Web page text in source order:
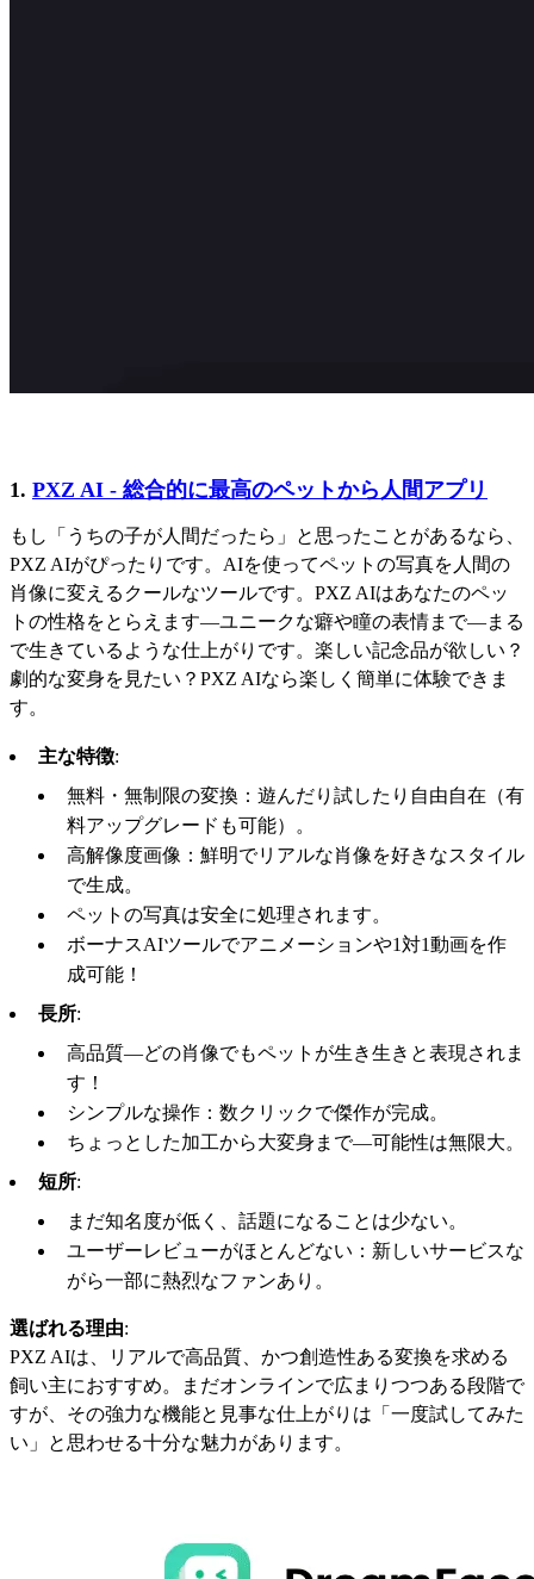
1. PXZ AI - 総合的に最高のペットから人間アプリ
もし「うちの子が人間だったら」と思ったことがあるなら、
PXZ AIがぴったりです。AIを使ってペットの写真を人間の
肖像に変えるクールなツールです。PXZ AIはあなたのペッ
トの性格をとらえます—ユニークな癖や瞳の表情まで—まる
で生きているような仕上がりです。楽しい記念品が欲しい？
劇的な変身を見たい？PXZ AIなら楽しく簡単に体験できま
す。
主な特徴:
無料・無制限の変換：遊んだり試したり自由自在（有
料アップグレードも可能）。
高解像度画像：鮮明でリアルな肖像を好きなスタイル
で生成。
ペットの写真は安全に処理されます。
ボーナスAIツールでアニメーションや1対1動画を作
成可能！
長所:
高品質—どの肖像でもペットが生き生きと表現されま
す！
シンプルな操作：数クリックで傑作が完成。
ちょっとした加工から大変身まで—可能性は無限大。
短所:
まだ知名度が低く、話題になることは少ない。
ユーザーレビューがほとんどない：新しいサービスな
がら一部に熱烈なファンあり。
選ばれる理由:
PXZ AIは、リアルで高品質、かつ創造性ある変換を求める
飼い主におすすめ。まだオンラインで広まりつつある段階で
すが、その強力な機能と見事な仕上がりは「一度試してみた
い」と思わせる十分な魅力があります。